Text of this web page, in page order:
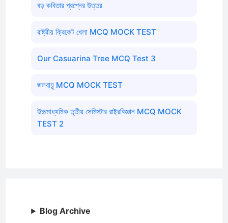
বড় কবিতার প্রশ্নের উত্তর
রাষ্ট্রীয় ক্রিকেট খেলা MCQ MOCK TEST
Our Casuarina Tree MCQ Test 3
জলবায়ু MCQ MOCK TEST
উচ্চমাধ্যমিক তৃতীয় সেমিস্টার রাষ্ট্রবিজ্ঞান MCQ MOCK
TEST 2
Blog Archive